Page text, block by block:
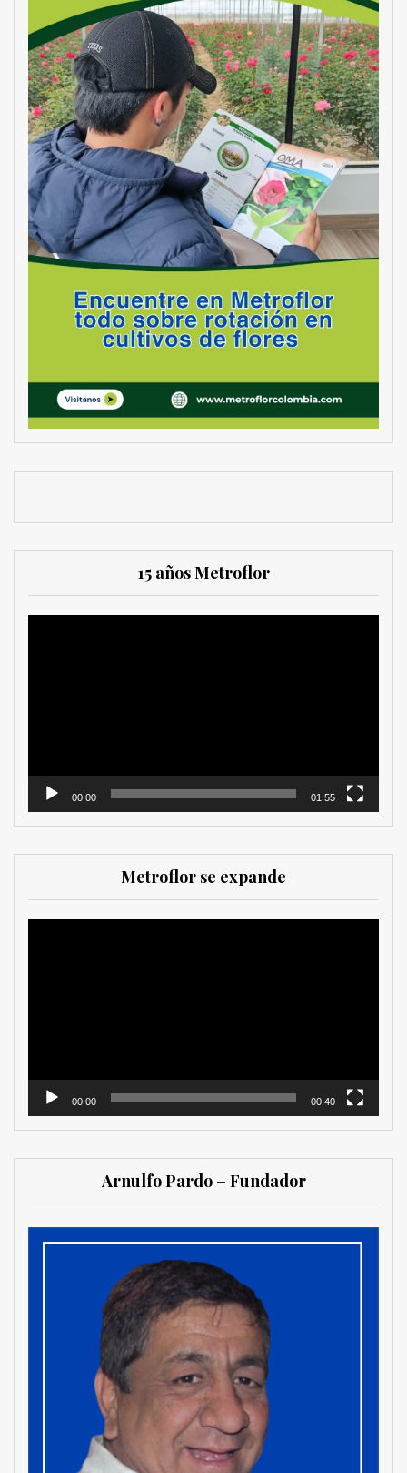
15 años Metroflor
00:00 01:55
Metroflor se expande
00:00 00:40
Arnulfo Pardo – Fundador